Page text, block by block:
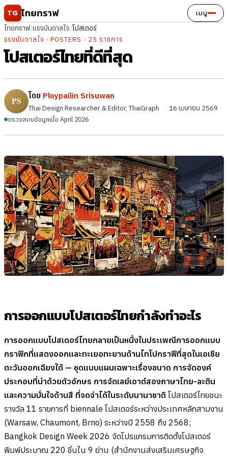
ข้ามไปยังเนื้อหา
TG ไทยกราฟ เมนู
ไทยกราฟ/แรงบันดาลใจ/โปสเตอร์
แรงบันดาลใจ · POSTERS · 25 รายการ
โปสเตอร์ไทยที่ดีที่สุด
โดย Ploypailin Srisuwan
Thai Design Researcher & Editor, ThaiGraph · 16 เมษายน 2569
ตรวจสอบข้อมูลเมื่อ April 2026
การออกแบบโปสเตอร์ไทยกำลังทำอะไร
การออกแบบโปสเตอร์ไทยกลายเป็นหนึ่งในประเพณีการออกแบบ
กราฟิกที่แสดงออกและทะเยอทะยานด้านไทโปกราฟีที่สุดในเอเชีย
ตะวันออกเฉียงใต้ — ชุดแบบแผนเฉพาะเรื่องขนาด การจัดองค์
ประกอบที่นำด้วยตัวอักษร การจัดเลย์เอาต์สองภาษาไทย-ละติน
และความมั่นใจด้านสี ที่จดจำได้ในระดับนานาชาติ โปสเตอร์ไทยชนะ
รางวัล 11 รายการที่ biennale โปสเตอร์ระหว่างประเทศหลักสามงาน
(Warsaw, Chaumont, Brno) ระหว่างปี 2558 ถึง 2568;
Bangkok Design Week 2026 จัดโปรแกรมการติดตั้งโปสเตอร์
พิมพ์ประมาณ 220 ชิ้นใน 9 ย่าน (สำนักงานส่งเสริมเศรษฐกิจ